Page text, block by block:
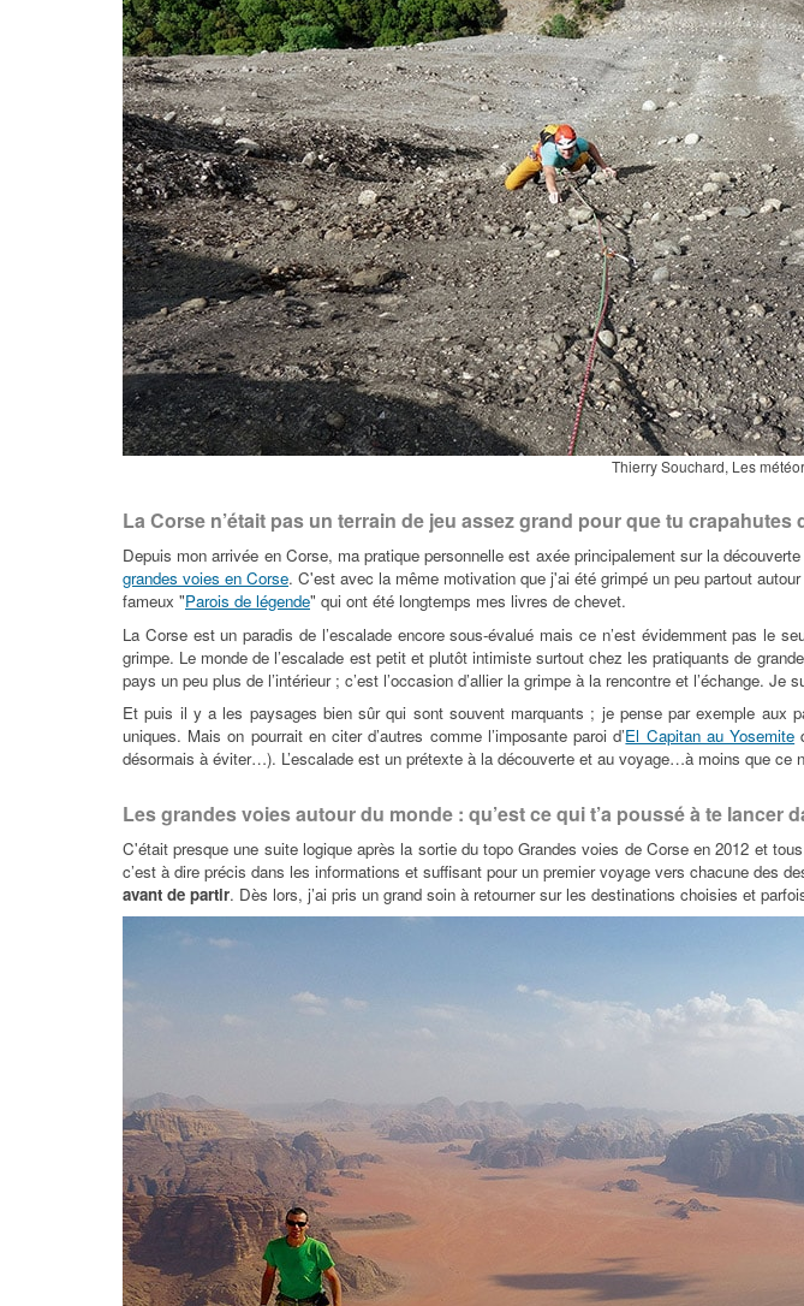
Thierry Souchard, Les
La Corse n’était pas un terrain de jeu assez grand pour que tu
Depuis mon arrivée en Corse, ma pratique personnelle est axée principalement sur la
grandes voies en Corse. C'est avec la même motivation que j'ai été grimpé un peu partout
fameux "Parois de légende" qui ont été longtemps mes livres de chevet.
La Corse est un paradis de l’escalade encore sous-évalué mais ce n’est évidemment pas le
grimpe. Le monde de l’escalade est petit et plutôt intimiste surtout chez les pratiquants de
pays un peu plus de l’intérieur ; c’est l’occasion d’allier la grimpe à la rencontre et l’échange.
Et puis il y a les paysages bien sûr qui sont souvent marquants ; je pense par exemple aux
uniques. Mais on pourrait en citer d’autres comme l’imposante paroi d’El Capitan au Yosemite
désormais à éviter…). L’escalade est un prétexte à la découverte et au voyage…à moins que ce
Les grandes voies autour du monde : qu’est ce qui t’a poussé à te lancer
C'était presque une suite logique après la sortie du topo Grandes voies de Corse en 2012 et
c’est à dire précis dans les informations et suffisant pour un premier voyage vers chacune des
avant de partir. Dès lors, j’ai pris un grand soin à retourner sur les destinations choisies et